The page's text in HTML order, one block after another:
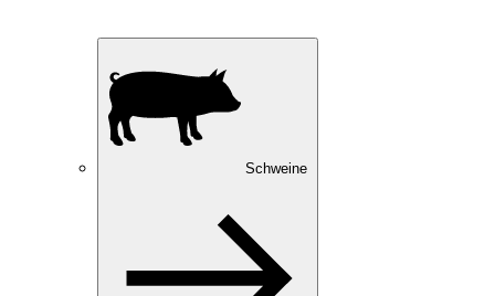
Schweine